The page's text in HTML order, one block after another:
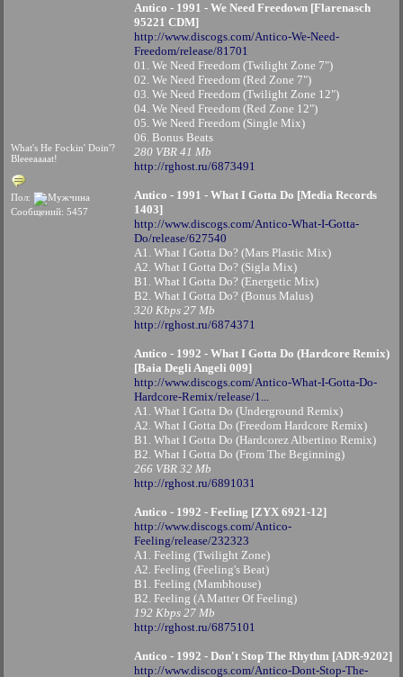
What's He Fockin' Doin'?
Bleeeaaaat!
Пол:
Сообщений: 5457
Antico - 1991 - We Need Freedown [Flarenasch
95221 CDM]
http://www.discogs.com/Antico-We-Need-
Freedom/release/81701
01. We Need Freedom (Twilight Zone 7")
02. We Need Freedom (Red Zone 7")
03. We Need Freedom (Twilight Zone 12")
04. We Need Freedom (Red Zone 12")
05. We Need Freedom (Single Mix)
06. Bonus Beats
280 VBR 41 Mb
http://rghost.ru/6873491
Antico - 1991 - What I Gotta Do [Media Records
1403]
http://www.discogs.com/Antico-What-I-Gotta-
Do/release/627540
A1. What I Gotta Do? (Mars Plastic Mix)
A2. What I Gotta Do? (Sigla Mix)
B1. What I Gotta Do? (Energetic Mix)
B2. What I Gotta Do? (Bonus Malus)
320 Kbps 27 Mb
http://rghost.ru/6874371
Antico - 1992 - What I Gotta Do (Hardcore Remix)
[Baia Degli Angeli 009]
http://www.discogs.com/Antico-What-I-Gotta-Do-
Hardcore-Remix/release/1...
A1. What I Gotta Do (Underground Remix)
A2. What I Gotta Do (Freedom Hardcore Remix)
B1. What I Gotta Do (Hardcorez Albertino Remix)
B2. What I Gotta Do (From The Beginning)
266 VBR 32 Mb
http://rghost.ru/6891031
Antico - 1992 - Feeling [ZYX 6921-12]
http://www.discogs.com/Antico-
Feeling/release/232323
A1. Feeling (Twilight Zone)
A2. Feeling (Feeling's Beat)
B1. Feeling (Mambhouse)
B2. Feeling (A Matter Of Feeling)
192 Kbps 27 Mb
http://rghost.ru/6875101
Antico - 1992 - Don't Stop The Rhythm [ADR-9202]
http://www.discogs.com/Antico-Dont-Stop-The-